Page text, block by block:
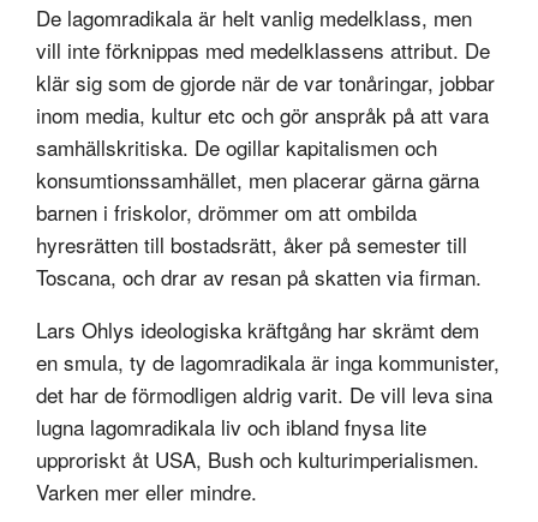
De lagomradikala är helt vanlig medelklass, men
vill inte förknippas med medelklassens attribut. De
klär sig som de gjorde när de var tonåringar, jobbar
inom media, kultur etc och gör anspråk på att vara
samhällskritiska. De ogillar kapitalismen och
konsumtionssamhället, men placerar gärna gärna
barnen i friskolor, drömmer om att ombilda
hyresrätten till bostadsrätt, åker på semester till
Toscana, och drar av resan på skatten via firman.
Lars Ohlys ideologiska kräftgång har skrämt dem
en smula, ty de lagomradikala är inga kommunister,
det har de förmodligen aldrig varit. De vill leva sina
lugna lagomradikala liv och ibland fnysa lite
upproriskt åt USA, Bush och kulturimperialismen.
Varken mer eller mindre.